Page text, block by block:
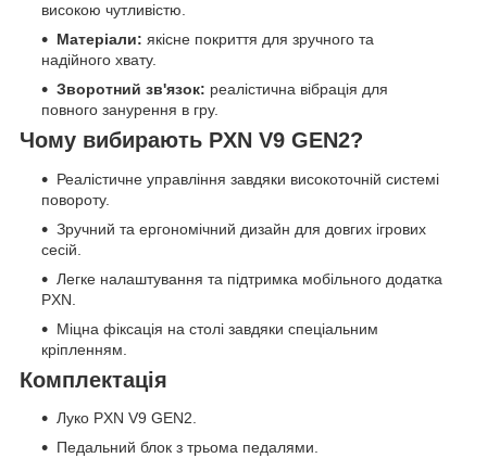
високою чутливістю.
Матеріали: якісне покриття для зручного та
надійного хвату.
Зворотний зв'язок: реалістична вібрація для
повного занурення в гру.
Чому вибирають PXN V9 GEN2?
Реалістичне управління завдяки високоточній системі
повороту.
Зручний та ергономічний дизайн для довгих ігрових
сесій.
Легке налаштування та підтримка мобільного додатка
PXN.
Міцна фіксація на столі завдяки спеціальним
кріпленням.
Комплектація
Луко PXN V9 GEN2.
Педальний блок з трьома педалями.